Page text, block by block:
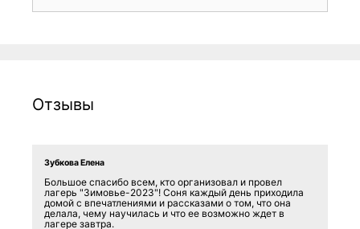
Отзывы
Зубкова Елена
Большое спасибо всем, кто организовал и провел
лагерь "Зимовье-2023"! Соня каждый день приходила
домой с впечатлениями и рассказами о том, что она
делала, чему научилась и что ее возможно ждет в
лагере завтра.